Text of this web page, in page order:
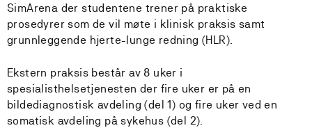
SimArena der studentene trener på praktiske
prosedyrer som de vil møte i klinisk praksis samt
grunnleggende hjerte-lunge redning (HLR).
Ekstern praksis består av 8 uker i
spesialisthelsetjenesten der fire uker er på en
bildediagnostisk avdeling (del 1) og fire uker ved en
somatisk avdeling på sykehus (del 2).